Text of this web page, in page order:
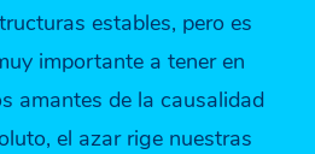
estables, pero es
importante a tener en
amantes de la causalidad
el azar rige nuestras